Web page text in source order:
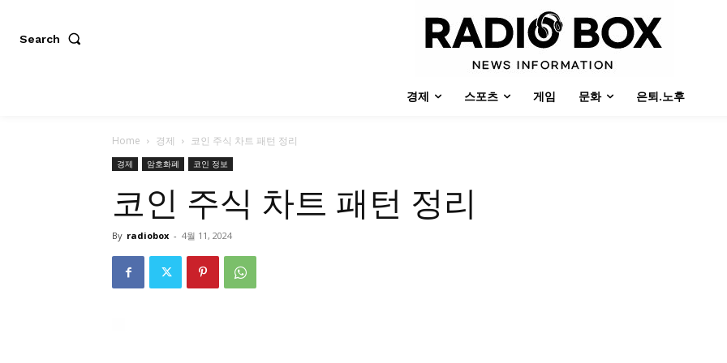
Search
경제 스포츠 게임 문화 은퇴.노후
Home 경제 코인 주식 차트 패턴 정리
경제 암호화폐 코인 정보
코인 주식 차트 패턴 정리
By radiobox - 4월 11, 2024